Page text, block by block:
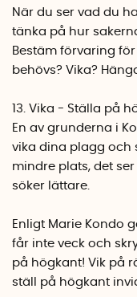
När du ser vad du
tänka på hur
Bestäm förvaring
behövs? Vika?
13. Vika - Ställa på
En av grunderna i
vika dina plagg och
mindre plats, det
söker lättare.
Enligt Marie Kondo
får inte veck och
på högkant! Vik på
ställ på högkant